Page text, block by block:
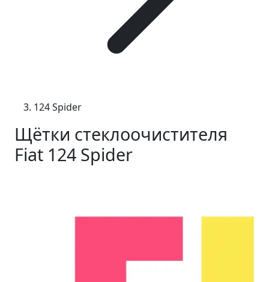
124 Spider
Щётки стеклоочистителя
Fiat 124 Spider